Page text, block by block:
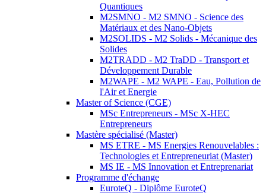
Quantiques
M2SMNO - M2 SMNO - Science des
Matériaux et des Nano-Objets
M2SOLIDS - M2 Solids - Mécanique des
Solides
M2TRADD - M2 TraDD - Transport et
Développement Durable
M2WAPE - M2 WAPE - Eau, Pollution de
l'Air et Energie
Master of Science (CGE)
MSc Entrepreneurs - MSc X-HEC
Entrepreneurs
Mastère spécialisé (Master)
MS ETRE - MS Energies Renouvelables :
Technologies et Entrepreneuriat (Master)
MS IE - MS Innovation et Entreprenariat
Programme d'échange
EuroteQ - Diplôme EuroteQ